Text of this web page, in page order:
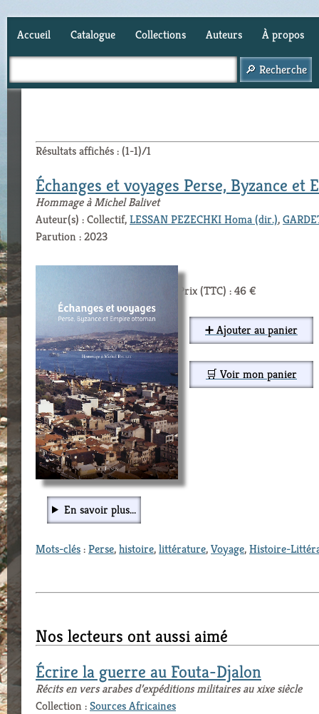
Accueil Catalogue Collections Auteurs À propos
Résultats affichés : (1-1)/1
Échanges et voyages Perse, Byzance et
Hommage à Michel Balivet
Auteur(s) : Collectif,LESSAN PEZECHKI Homa (dir.),
Parution : 2023
Prix (TTC) : 46 €
➕ Ajouter au panier
🛒 Voir mon panier
En savoir plus...
Mots-clés:Perse,histoire,littérature,Voyage,Histoire-
Nos lecteurs ont aussi aimé
Écrire la guerre au Fouta-Djalon
Récits en vers arabes d’expéditions militaires au xixe siècle
Collection :Sources Africaines